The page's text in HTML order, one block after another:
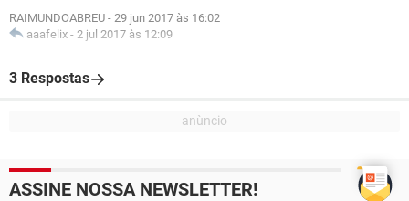
RAIMUNDOABREU - 29 jun 2017 às 16:02
aaafelix - 2 jul 2017 às 12:09
3 Respostas
ASSINE NOSSA NEWSLETTER!